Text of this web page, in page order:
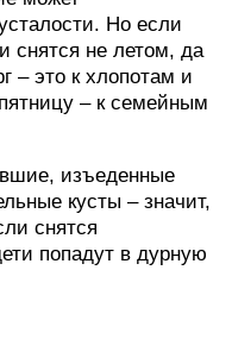
Но если
снятся не летом, да
– это к хлопотам и
– к семейным
изъеденные
кусты – значит,
снятся
попадут в дурную